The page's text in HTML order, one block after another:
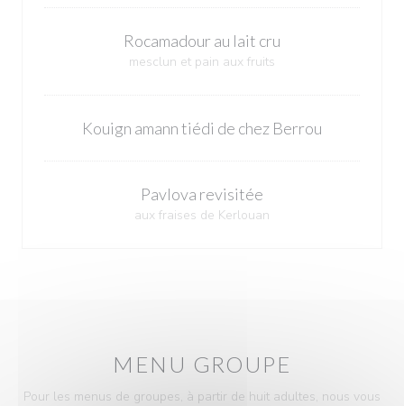
Rocamadour au lait cru
mesclun et pain aux fruits
Kouign amann tiédi de chez Berrou
Pavlova revisitée
aux fraises de Kerlouan
MENU GROUPE
Pour les menus de groupes, à partir de huit adultes, nous vous